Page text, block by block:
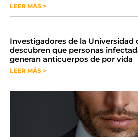
LEER MÁS >
Investigadores de la Universidad
descubren que personas
generan anticuerpos de por vida
LEER MÁS >